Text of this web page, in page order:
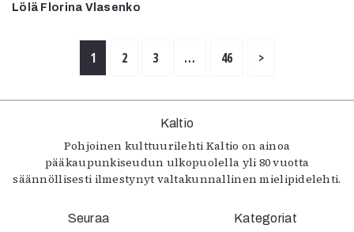
Lölä Florina Vlasenko
1 2 3 … 46 >
Kaltio
Pohjoinen kulttuurilehti Kaltio on ainoa
pääkaupunkiseudun ulkopuolella yli 80 vuotta
säännöllisesti ilmestynyt valtakunnallinen mielipidelehti.
Seuraa Kategoriat